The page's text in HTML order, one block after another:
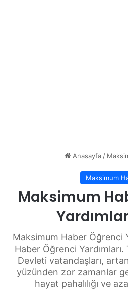
Anasayfa/
Maksimum
Maksimum
Maksimum Haber Öğrenci
Haber Öğrenci
Devleti vatandaşları,
yüzünden zor zamanlar
hayat pahalılığı ve